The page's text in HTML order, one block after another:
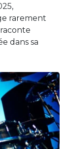
rarement
dans sa